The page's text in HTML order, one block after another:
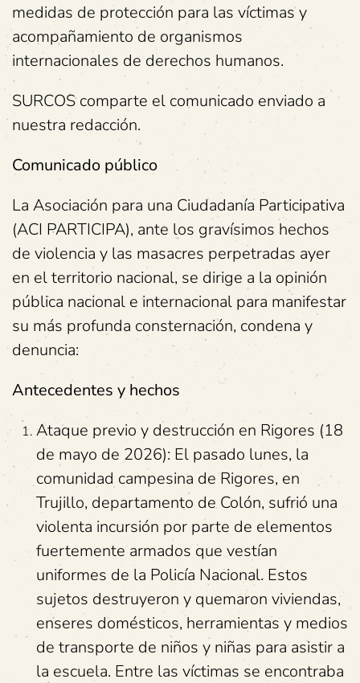
medidas de protección para las víctimas y
acompañamiento de organismos
internacionales de derechos humanos.
SURCOS comparte el comunicado enviado a
nuestra redacción.
Comunicado público
La Asociación para una Ciudadanía Participativa
(ACI PARTICIPA), ante los gravísimos hechos
de violencia y las masacres perpetradas ayer
en el territorio nacional, se dirige a la opinión
pública nacional e internacional para manifestar
su más profunda consternación, condena y
denuncia:
Antecedentes y hechos
Ataque previo y destrucción en Rigores (18
de mayo de 2026): El pasado lunes, la
comunidad campesina de Rigores, en
Trujillo, departamento de Colón, sufrió una
violenta incursión por parte de elementos
fuertemente armados que vestían
uniformes de la Policía Nacional. Estos
sujetos destruyeron y quemaron viviendas,
enseres domésticos, herramientas y medios
de transporte de niños y niñas para asistir a
la escuela. Entre las víctimas se encontraba